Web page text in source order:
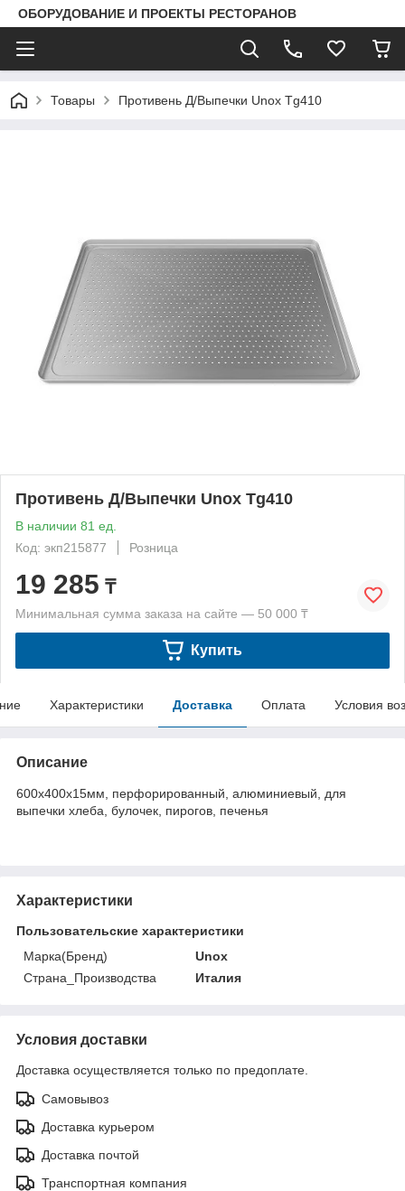
ОБОРУДОВАНИЕ И ПРОЕКТЫ РЕСТОРАНОВ
Товары Противень Д/Выпечки Unox Tg410
Противень Д/Выпечки Unox Tg410
В наличии 81 ед.
Код: экп215877
Розница
19 285 ₸
Минимальная сумма заказа на сайте — 50 000 ₸
Купить
Характеристики Доставка Оплата Условия
Описание
600x400х15мм, перфорированный, алюминиевый, для
выпечки хлеба, булочек, пирогов, печенья
Характеристики
Пользовательские характеристики
Марка(Бренд)
Unox
Страна_Производства
Италия
Условия доставки
Доставка осуществляется только по предоплате.
Самовывоз
Доставка курьером
Доставка почтой
Транспортная компания